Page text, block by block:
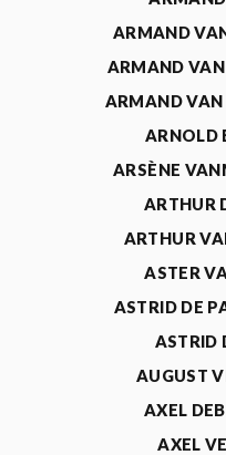
ARMAND
ARMAND VAN
ARMAND VAN
ARNOLD
ARSÈNE
ARTHUR
ARTHUR
ASTER
ASTRID DE
ASTRID
AUGUST
AXEL
AXEL